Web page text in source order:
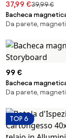
37,99 €39,99 €
Bacheca
Da parete,
99 €
Bacheca
Storyboard
Da parete,
TOP 6